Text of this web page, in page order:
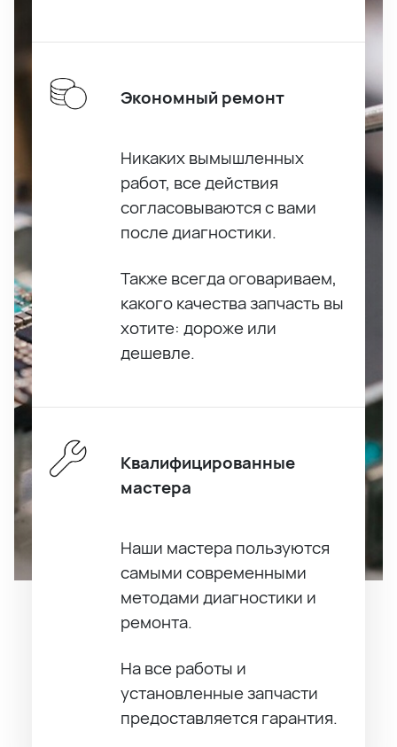
Экономный ремонт
Никаких вымышленных
работ, все действия
согласовываются с вами
после диагностики.
Также всегда оговариваем,
какого качества запчасть вы
хотите: дороже или
дешевле.
Квалифицированные
мастера
Наши мастера пользуются
самыми современными
методами диагностики и
ремонта.
На все работы и
установленные запчасти
предоставляется гарантия.